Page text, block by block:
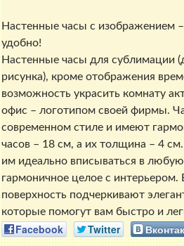
Настенные часы с изображением
удобно!
Настенные часы для сублимации
рисунка), кроме отображения
возможность украсить комнату
офис – логотипом своей фирмы.
современном стиле и имеют
часов – 18 см, а их толщина – 4
им идеально вписываться в любую
гармоничное целое с
поверхность подчеркивают
которые помогут вам быстро и
Facebook Twitter